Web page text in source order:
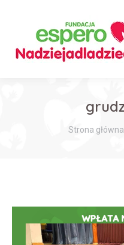
Jesteś tutaj:
Strona główna